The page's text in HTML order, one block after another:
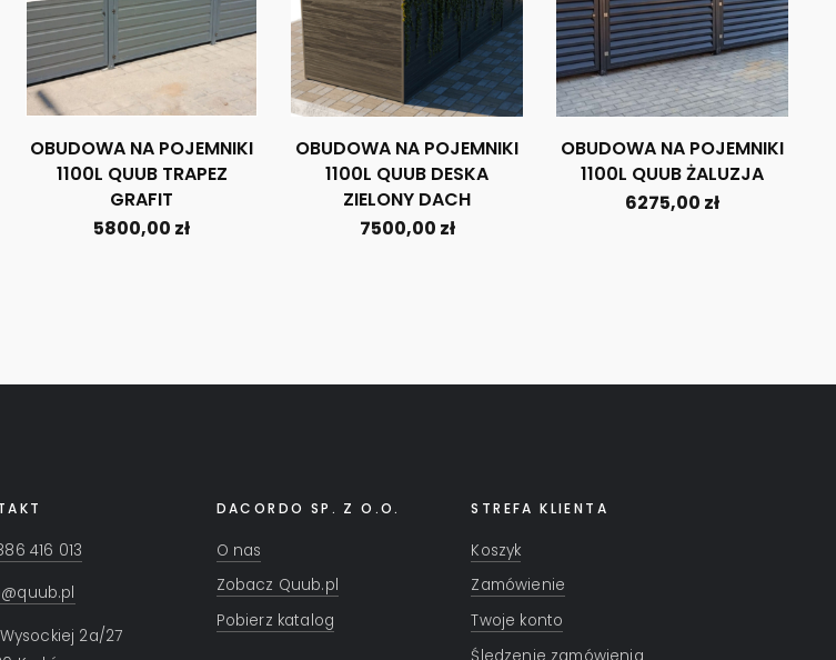
OBUDOWA NA POJEMNIKI
1100L QUUB TRAPEZ
GRAFIT
5800,00 zł
OBUDOWA NA POJEMNIKI
1100L QUUB DESKA
ZIELONY DACH
7500,00 zł
OBUDOWA NA POJEMNIKI
1100L QUUB ŻALUZJA
6275,00 zł
416 013
2a/27
DACORDO SP. Z O.O.
O nas
Zobacz Quub.pl
Pobierz katalog
STREFA KLIENTA
Koszyk
Zamówienie
Twoje konto